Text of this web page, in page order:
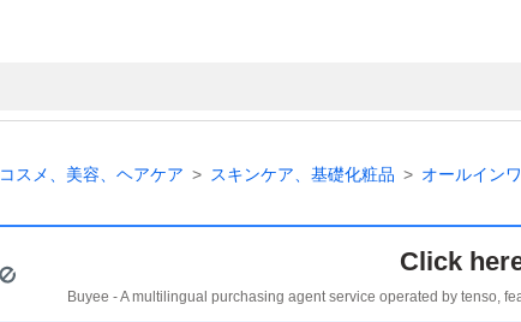
コスメ、美容、ヘアケア スキンケア、基礎化粧品 オールイン
Click
Buyee - A multilingual purchasing agent service operated by tenso,